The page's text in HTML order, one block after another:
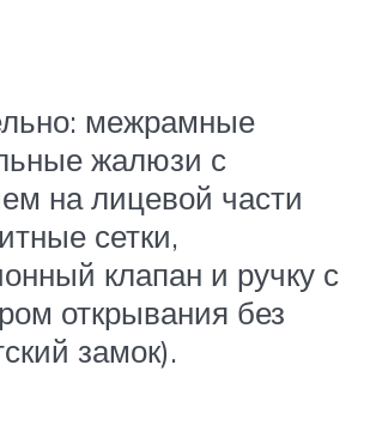
межрамные
жалюзи с
на лицевой части
сетки,
клапан и ручку с
открывания без
замок).